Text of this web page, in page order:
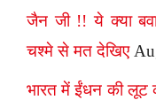
जैन जी !! ये क्या
चश्मे से मत देखिए
भारत में ईंधन की लूट